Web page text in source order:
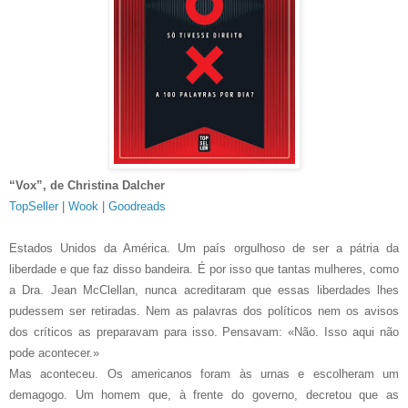
“Vox”, de Christina Dalcher
TopSeller
Wook Goodreads
Estados Unidos da América. Um país orgulhoso de ser a pátria da
liberdade e que faz disso bandeira. É por isso que tantas mulheres, como
a Dra. Jean McClellan, nunca acreditaram que essas liberdades lhes
pudessem ser retiradas. Nem as palavras dos políticos nem os avisos
dos críticos as preparavam para isso. Pensavam: «Não. Isso aqui não
pode acontecer.»
Mas aconteceu. Os americanos foram às urnas e escolheram um
demagogo. Um homem que, à frente do governo, decretou que as